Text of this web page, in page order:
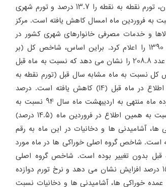
به گزارش TSEpress و به نقل از مرکز آمار ایران، تورم نقطه به نقطه را 13.7 درصد و تورم شهری
نسبت به فروردین ماه امسال کاهش یافته است. مرکز
و خدمات مصرفی خانوارهای شهری کشور در
اردیبهشت ماه سال 1394 براساس سال پایه 1390 را اعلام کرد. براین اساس، شاخص کل (بر
مبنای 1390=100) در اردیبهشت ماه سال 1394 عدد 208.8 را نشان می دهد که نسبت به ماه قبل
کل نسبت به ماه مشابه سال قبل (تورم نقطه به
نقطه) 13.7 درصد است که نسبت به همین اطلاع در ماه قبل (14) کاهش یافته است. درصد
تغییرات شاخص کل (نرخ تورم شهری) در دوازده ماه منتهی به اردیبهشت ماه سال 94 نسبت به
دوره مشابه سال قبل 14.3 درصد است که نسبت به همین اطلاع در فروردین ماه (14.5 درصد)
آشامیدنی ها و دخانیات در این ماه به رقم
است. شاخص گروه اصلی خوراکی ها در ماه مورد
نسبت به ماه قبل بدون تغییر بوده است. شاخص گروه اصلی
خوراکی ها نسبت به ماه مشابه سال قبل 15.3 درصد افزایش نشان می دهد و نرخ تورم دوازده
گروه عمده خوراکی ها، آشامیدنی ها و دخانیات نسبت